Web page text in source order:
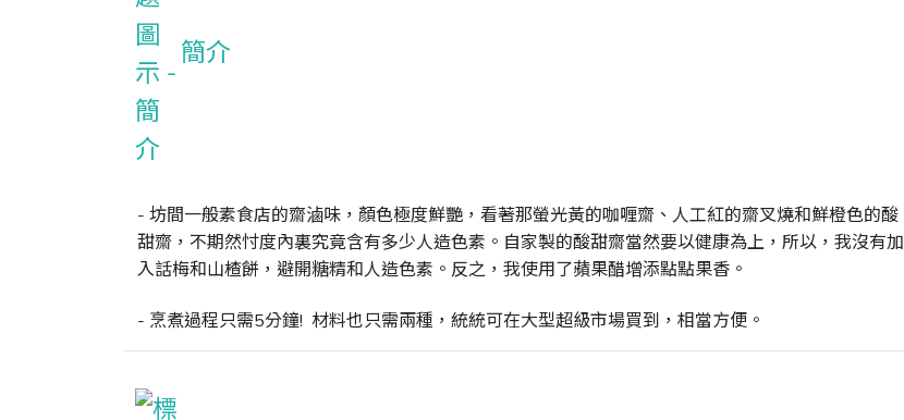
簡介
- 坊間一般素食店的齋滷味，顏色極度鮮艷，看著那螢光黃的咖喱齋、人工紅的齋叉燒和鮮橙色的酸
甜齋，不期然忖度內裏究竟含有多少人造色素。自家製的酸甜齋當然要以健康為上，所以，我沒有加
入話梅和山楂餅，避開糖精和人造色素。反之，我使用了蘋果醋增添點點果香。
- 烹煮過程只需5分鐘!  材料也只需兩種，統統可在大型超級市場買到，相當方便。